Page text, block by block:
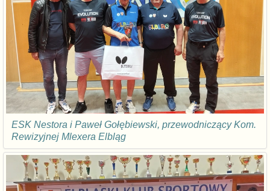
ESK Nestora i Paweł Gołębiewski, przewodniczący Kom.
Rewizyjnej Mlexera Elbląg